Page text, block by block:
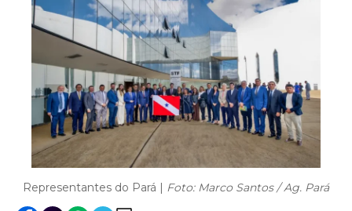
Representantes do Pará | Foto: Marco Santos / Ag. Pará